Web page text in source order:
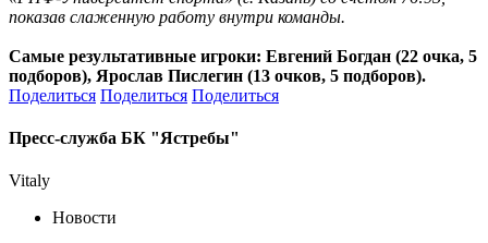
показав слаженную работу внутри команды.
Самые результативные игроки: Евгений Богдан (22 очка, 5
подборов), Ярослав Пислегин (13 очков, 5 подборов).
Поделиться Поделиться Поделиться
Пресс-служба БК "Ястребы"
Vitaly
Новости